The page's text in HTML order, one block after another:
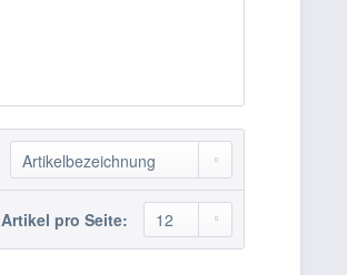
Artikel pro Seite: